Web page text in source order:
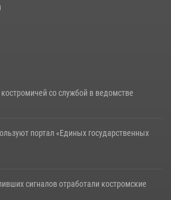
со службой в ведомстве
портал «Единых государственных
сигналов отработали костромские